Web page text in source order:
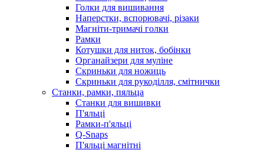
Голки для вишивання
Наперстки, вспорювачі, різаки
Магніти-тримачі голки
Рамки
Котушки для ниток, бобінки
Органайзери для муліне
Скриньки для ножиць
Скриньки для рукоділля, смітнички
Станки, рамки, пяльца
Станки для вишивки
П'яльці
Рамки-п'яльці
Q-Snaps
П'яльці магнітні